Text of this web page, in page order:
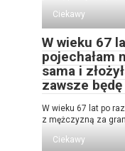
Ciekawy
W wieku 67
pojechałam
sama i
zawsze
W wieku 67 lat po
z mężczyzną za
Ciekawy